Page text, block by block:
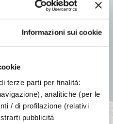
Informazioni sui cookie
terze parti per finalità:
analitiche (per le
/ di profilazione (relativi
pubblicità